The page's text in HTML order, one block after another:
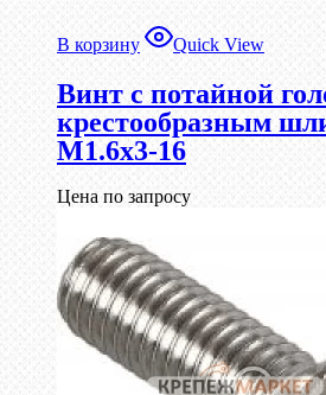
В корзину Quick View
Винт с потайной
крестообразным
М1.6х3-16
Цена по запросу